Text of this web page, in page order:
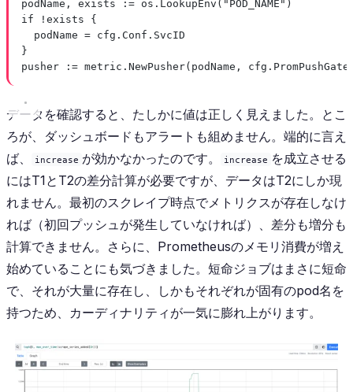
podName, exists := os. LookupEnv ( "POD_NAME" )
if
! exists {
podName = cfg.Conf.SvcID
}
pusher
:= metric. NewPusher(podName,
データを確認すると、たしかに値は正しく見えました。とこ
ろが、ダッシュボードもアラートも組めません。端的に言え
ば、
increase が効かなかったのです。 increase を成立させる
にはT1とT2の差分計算が必要ですが、データはT2にしか現
れません。最初のスクレイプ時点でメトリクスが存在しなけ
れば（初回プッシュが発生していなければ）、差分も増分も
計算できません。さらに、Prometheusのメモリ消費が増え
始めていることにも気づきました。短命ジョブはまさに短命
で、それが大量に存在し、しかもそれぞれが固有のpod名を
持つため、カーディナリティが一気に膨れ上がります。